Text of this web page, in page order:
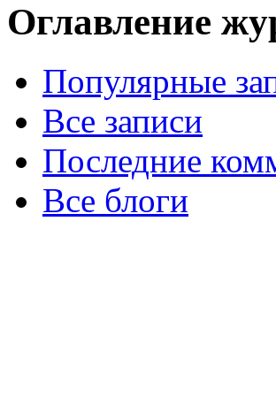
Оглавление
Популярные
Все записи
Последние
Все блоги